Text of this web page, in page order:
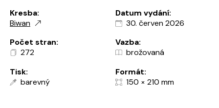
Kresba:
Biwan
Datum vydání:
30. červen 2026
Počet stran:
272
Vazba:
brožovaná
Tisk:
barevný
Formát:
150 × 210 mm